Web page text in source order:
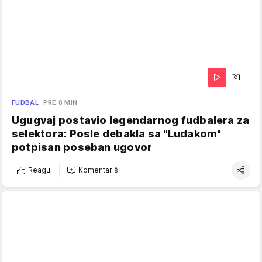
FUDBAL PRE 8 MIN
Ugugvaj postavio legendarnog fudbalera za
selektora: Posle debakla sa "Ludakom"
potpisan poseban ugovor
Reaguj Komentariši